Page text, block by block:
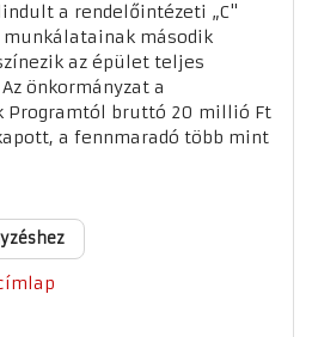
a rendelőintézeti „C"
második
az épület teljes
önkormányzat a
Programtól bruttó 20 millió Ft
a fennmaradó több mint